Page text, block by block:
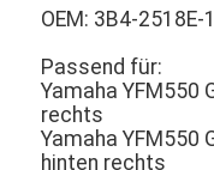
OEM: 3B4-2518E-
Passend für:
Yamaha YFM550
rechts
Yamaha YFM550
hinten rechts